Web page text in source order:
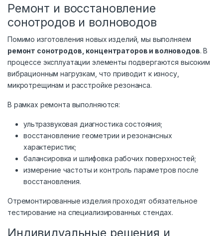
Ремонт и восстановление
сонотродов и волноводов
Помимо изготовления новых изделий, мы выполняем
ремонт сонотродов, концентраторов и волноводов. В
процессе эксплуатации элементы подвергаются высоким
вибрационным нагрузкам, что приводит к износу,
микротрещинам и расстройке резонанса.
В рамках ремонта выполняются:
ультразвуковая диагностика состояния;
восстановление геометрии и резонансных
характеристик;
балансировка и шлифовка рабочих поверхностей;
измерение частоты и контроль параметров после
восстановления.
Отремонтированные изделия проходят обязательное
тестирование на специализированных стендах.
Индивидуальные решения и